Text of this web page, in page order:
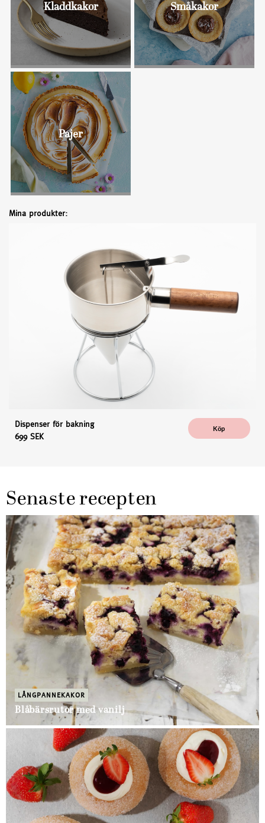
Kladdkakor Småkakor
Pajer
Mina produkter:
Dispenser för bakning
699 SEK
Köp
Senaste recepten
LÅNGPANNEKAKOR
Blåbärsrutor med vanilj